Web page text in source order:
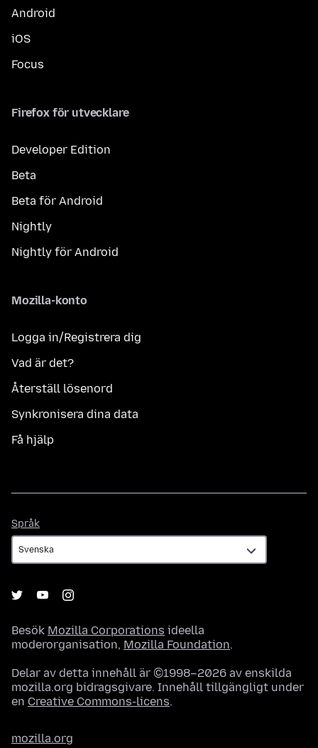
Android
iOS
Focus
Firefox för utvecklare
Developer Edition
Beta
Beta för Android
Nightly
Nightly för Android
Mozilla-konto
Logga in/Registrera dig
Vad är det?
Återställ lösenord
Synkronisera dina data
Få hjälp
Språk
Besök Mozilla Corporations ideella
moderorganisation, Mozilla Foundation.
Delar av detta innehåll är ©1998–2026 av enskilda
mozilla.org bidragsgivare. Innehåll tillgängligt under
en Creative Commons-licens.
mozilla.org